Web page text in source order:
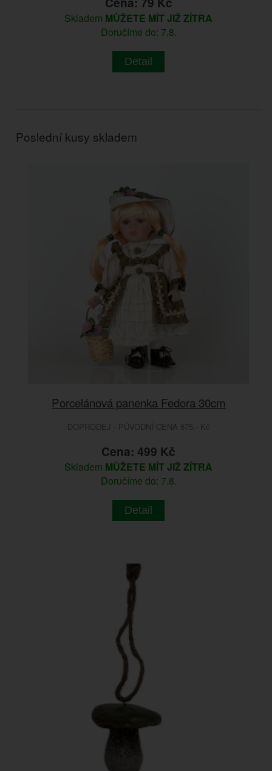
Skladem MŮŽETE MÍT JIŽ ZÍTRA
Doručíme do: 7.8.
Detail
Poslední kusy skladem
Porcelánová panenka Fedora 30cm
DOPRODEJ - PŮVODNÍ CENA 675.- Kč
Cena: 499 Kč
Skladem MŮŽETE MÍT JIŽ ZÍTRA
Doručíme do: 7.8.
Detail